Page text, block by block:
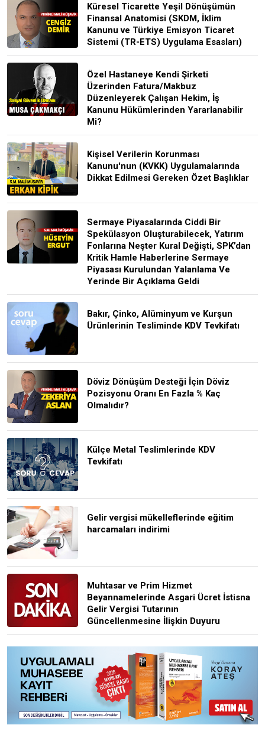
Küresel Ticarette Yeşil Dönüşümün
Finansal Anatomisi (SKDM, İklim
Kanunu ve Türkiye Emisyon Ticaret
Sistemi (TR-ETS) Uygulama Esasları)
Özel Hastaneye Kendi Şirketi
Üzerinden Fatura/Makbuz
Düzenleyerek Çalışan Hekim, İş
Kanunu Hükümlerinden Yararlanabilir
Mi?
Kişisel Verilerin Korunması
Kanunu'nun (KVKK) Uygulamalarında
Dikkat Edilmesi Gereken Özet Başlıklar
Sermaye Piyasalarında Ciddi Bir
Spekülasyon Oluşturabilecek, Yatırım
Fonlarına Neşter Kural Değişti, SPK’dan
Kritik Hamle Haberlerine Sermaye
Piyasası Kurulundan Yalanlama Ve
Yerinde Bir Açıklama Geldi
Bakır, Çinko, Alüminyum ve Kurşun
Ürünlerinin Tesliminde KDV Tevkifatı
Döviz Dönüşüm Desteği İçin Döviz
Pozisyonu Oranı En Fazla % Kaç
Olmalıdır?
Külçe Metal Teslimlerinde KDV
Tevkifatı
Gelir vergisi mükelleflerinde eğitim
harcamaları indirimi
Muhtasar ve Prim Hizmet
Beyannamelerinde Asgari Ücret İstisna
Gelir Vergisi Tutarının
Güncellenmesine İlişkin Duyuru